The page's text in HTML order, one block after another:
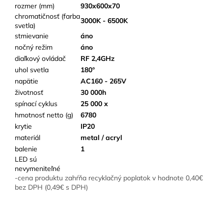
rozmer (mm)
930x600x70
chromatičnosť (farba
svetla)
3000K - 6500K
stmievanie
áno
nočný režim
áno
diaľkový ovládač
RF 2,4GHz
uhol svetla
180°
napätie
AC160 - 265V
životnosť
30 000h
spínací cyklus
25 000 x
hmotnosť netto (g)
6780
krytie
IP20
materiál
metal / acryl
balenie
1
LED sú
nevymeniteľné
-cena produktu zahŕňa recyklačný poplatok v hodnote 0,40€
bez DPH (0,49€ s DPH)